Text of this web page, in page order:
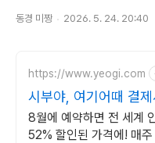
동경 미짱 2026. 5. 24. 20:40
https://www.yeogi.com
시부야, 여기어때 결
추가할인
8월에 예약하면 전 세계
52% 할인된 가격에! 매